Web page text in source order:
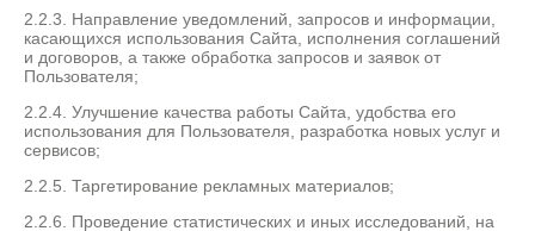
2.2.3. Направление уведомлений, запросов и информации,
касающихся использования Сайта, исполнения соглашений
и договоров, а также обработка запросов и заявок от
Пользователя;
2.2.4. Улучшение качества работы Сайта, удобства его
использования для Пользователя, разработка новых услуг и
сервисов;
2.2.5. Таргетирование рекламных материалов;
2.2.6. Проведение статистических и иных исследований, на